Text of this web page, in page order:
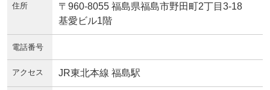
住所
〒960-8055 福島県福島市野田町2丁目3-18
基愛ビル1階
電話番号
アクセス JR東北本線 福島駅